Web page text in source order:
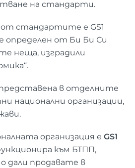
на стандарти.
от стандартите е GS1
определен от Би Би Си
неща, изградили
в отделните
национални организации,
организация е GS1
към БТПП,
дали продавате в